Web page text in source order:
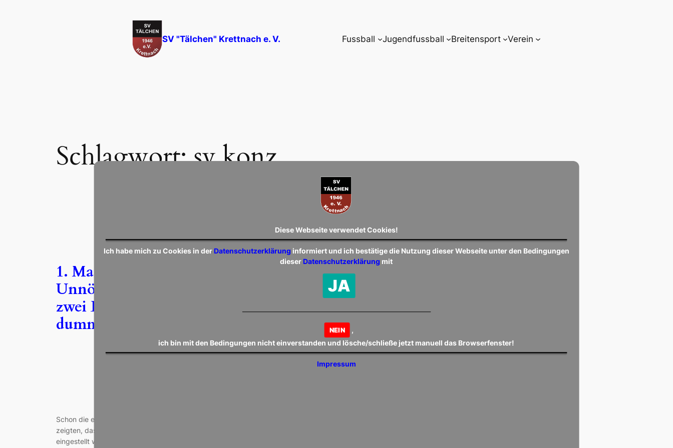
SV "Tälchen" Krettnach e. V. Fussball Jugendfussball Breitensport Verein
Diese Webseite verwendet Cookies!
Ich habe mich zu Cookies in der Datenschutzerklärung informiert und ich bestätige die Nutzung dieser Webseite unter den Bedingungen
dieser Datenschutzerklärung mit
JA
NEIN
,
ich bin mit den Bedingungen nicht einverstanden und lösche/schließe jetzt manuell das Browserfenster!
Impressum
Schlagwort:sv konz
1. Mannschaft –
Unnötige Niederlage mit
zwei Elfmetern nach
dummen Fouls
Schon die ersten Min. dieses Traditionsderbys
zeigten, dass beide Mannschaften offensiv
eingestellt waren. Unser Team trat mit dem